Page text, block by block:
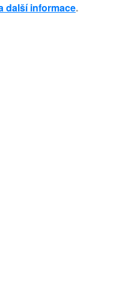
další informace.